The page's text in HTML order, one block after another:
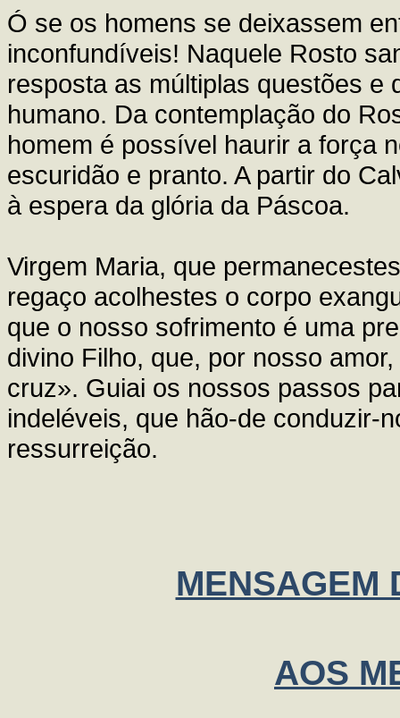
Ó se os homens se deixassem
inconfundíveis! Naquele Rosto
resposta as múltiplas questões e
humano. Da contemplação do
homem é possível haurir a força
escuridão e pranto. A partir do
à espera da glória da Páscoa.
Virgem Maria, que
regaço acolhestes o corpo
que o nosso sofrimento é uma
divino Filho, que, por nosso
cruz». Guiai os nossos passos
indeléveis, que hão-de conduzir-
ressurreição.
MENSAGEM
AOS